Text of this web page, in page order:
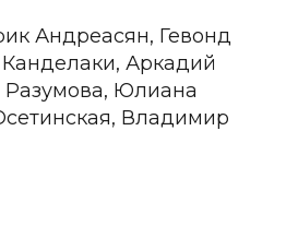
Андреасян, Гевонд
Аркадий
Юлиана
Владимир